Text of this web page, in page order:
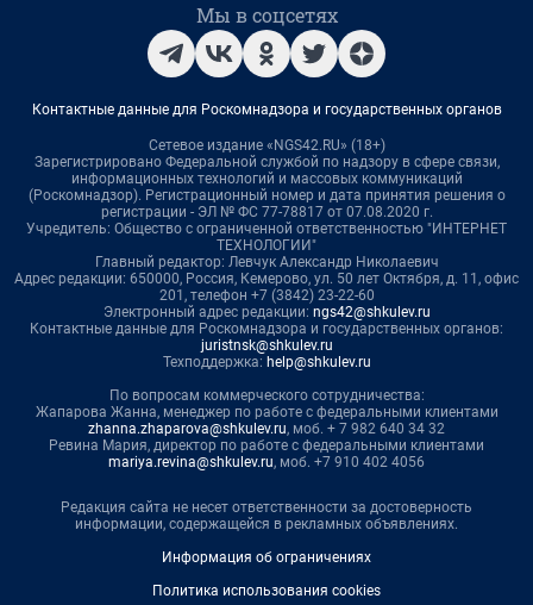
Мы в соцсетях
Контактные данные для Роскомнадзора и государственных органов
Сетевое издание «NGS42.RU» (18+)
Зарегистрировано Федеральной службой по надзору в сфере связи,
информационных технологий и массовых коммуникаций
(Роскомнадзор). Регистрационный номер и дата принятия решения о
регистрации - ЭЛ № ФС 77-78817 от 07.08.2020 г.
Учредитель: Общество с ограниченной ответственностью "ИНТЕРНЕТ
ТЕХНОЛОГИИ"
Главный редактор: Левчук Александр Николаевич
Адрес редакции: 650000, Россия, Кемерово, ул. 50 лет Октября, д. 11, офис
201, телефон +7 (3842) 23-22-60
Электронный адрес редакции: ngs42@shkulev.ru
Контактные данные для Роскомнадзора и государственных органов:
juristnsk@shkulev.ru
Техподдержка: help@shkulev.ru
По вопросам коммерческого сотрудничества:
Жапарова Жанна, менеджер по работе с федеральными клиентами
zhanna.zhaparova@shkulev.ru, моб. + 7 982 640 34 32
Ревина Мария, директор по работе с федеральными клиентами
mariya.revina@shkulev.ru, моб. +7 910 402 4056
Редакция сайта не несет ответственности за достоверность
информации, содержащейся в рекламных объявлениях.
Информация об ограничениях
Политика использования cookies